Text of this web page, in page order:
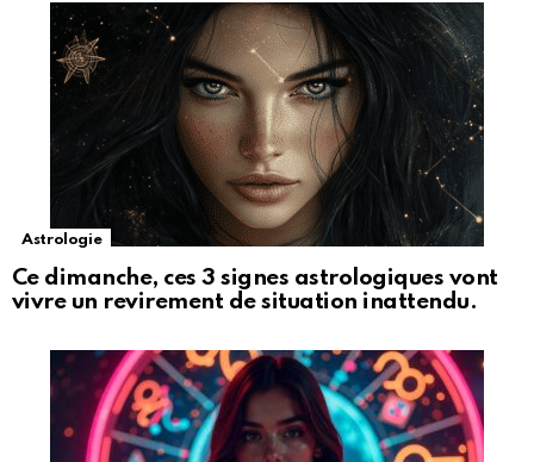
Astrologie
Ce dimanche, ces 3 signes astrologiques vont
vivre un revirement de situation inattendu.